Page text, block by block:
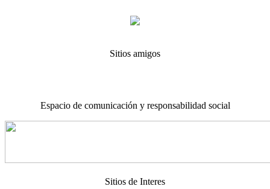
Sitios amigos
Espacio de comunicación y responsabilidad social
Sitios de Interes